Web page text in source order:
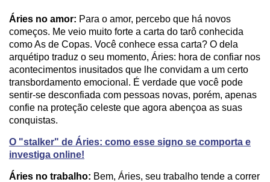
Áries no amor: Para o amor, percebo que há novos
começos. Me veio muito forte a carta do tarô conhecida
como As de Copas. Você conhece essa carta? O dela
arquétipo traduz o seu momento, Áries: hora de confiar nos
acontecimentos inusitados que lhe convidam a um certo
transbordamento emocional. É verdade que você pode
sentir-se desconfiada com pessoas novas, porém, apenas
confie na proteção celeste que agora abençoa as suas
conquistas.
O "stalker" de Áries: como esse signo se comporta e
investiga online!
Áries no trabalho: Bem, Áries, seu trabalho tende a correr